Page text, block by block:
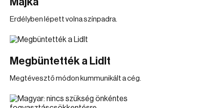
Erdélyben lépett volna színpadra.
Megbüntették a Lidlt
Megtévesztő módon kummunikált a cég.